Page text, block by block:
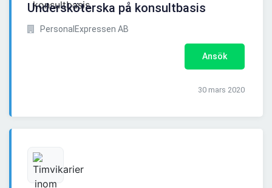
Undersköterska på konsultbasis
PersonalExpressen AB
Ansök
30 mars 2020